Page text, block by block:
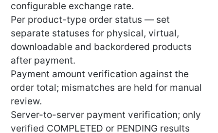
configurable exchange rate.
Per product-type order status — set
separate statuses for physical, virtual,
downloadable and backordered products
after payment.
Payment amount verification against the
order total; mismatches are held for manual
review.
Server-to-server payment verification; only
verified COMPLETED or PENDING results